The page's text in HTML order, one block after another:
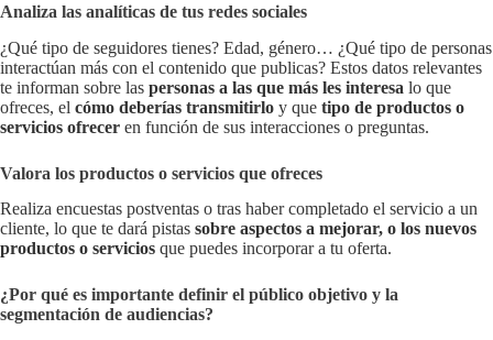
Analiza las analíticas de tus redes sociales
¿Qué tipo de seguidores tienes? Edad, género… ¿Qué tipo de personas
interactúan más con el contenido que publicas? Estos datos relevantes
te informan sobre las personas a las que más les interesa lo que
ofreces, el cómo deberías transmitirlo y que tipo de productos o
servicios ofrecer en función de sus interacciones o preguntas.
Valora los productos o servicios que ofreces
Realiza encuestas postventas o tras haber completado el servicio a un
cliente, lo que te dará pistas sobre aspectos a mejorar, o los nuevos
productos o servicios que puedes incorporar a tu oferta.
¿Por qué es importante definir el público objetivo y la
segmentación de audiencias?